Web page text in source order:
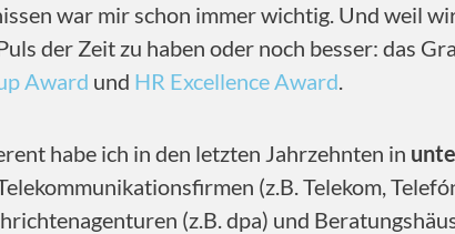
war mir schon immer wichtig. Und weil
der Zeit zu haben oder noch besser: das
Award und HR Excellence Award.
habe ich in den letzten Jahrzehnten in
(z.B. Telekom,
(z.B. dpa) und